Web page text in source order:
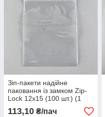
Зіп-пакети надійне
паковання із замком Zip-
Lock 12х15 (100 шт.) (1
пачка)
113,10 ₴/пач